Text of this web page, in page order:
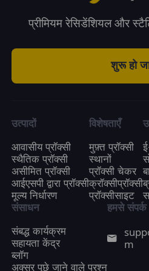
प्रीमियम रेसिडेंशियल और
शुरू हो
उत्पादों
आवासीय प्रॉक्सी
स्थैतिक प्रॉक्सी
असीमित प्रॉक्सी
आईएसपी द्वारा प्रॉक्सी
मूल्य निर्धारण
विशेषताएँ
मुफ़्त प्रॉक्सी
स्थानों
प्रॉक्सी चेकर
क्रॉक्सीप्रॉक्सी
प्रॉक्सीसाइट
संसाधन
संबद्ध कार्यक्रम
सहायता केंद्र
ब्लॉग
अक्सर पूछे जाने वाले प्रश्न
हमसे
m